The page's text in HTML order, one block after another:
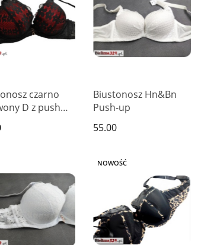
czarno
D z push
Biustonosz Hn&Bn
Push-up
55.00
NOWOŚĆ